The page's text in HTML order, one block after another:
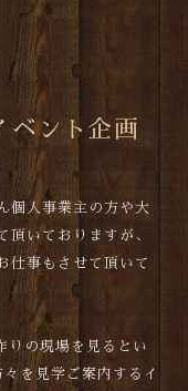
ベント企画
個人事業主の方や大
頂いておりますが、
仕事もさせて頂いて
りの現場を見るとい
を見学ご案内するイ